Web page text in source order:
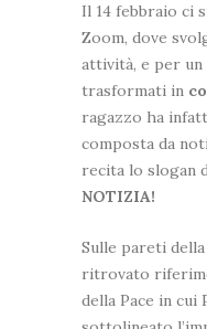
Il 14 febbraio ci
Zoom, dove
attività, e per un
trasformati in
ragazzo ha
composta da
recita lo slogan
NOTIZIA!
Sulle pareti
ritrovato
della Pace in cui